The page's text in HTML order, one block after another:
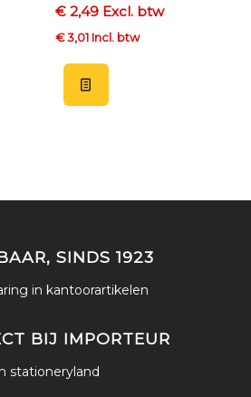
€ 2,49 Excl. btw
€ 3,01 Incl. btw
SINDS 1923
in kantoorartikelen
BIJ IMPORTEUR
stationeryland